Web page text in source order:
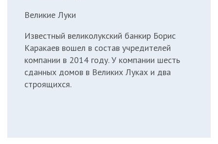
Великие Луки
Известный великолукский банкир Борис
Каракаев вошел в состав учредителей
компании в 2014 году. У компании шесть
сданных домов в Великих Луках и два
строящихся.